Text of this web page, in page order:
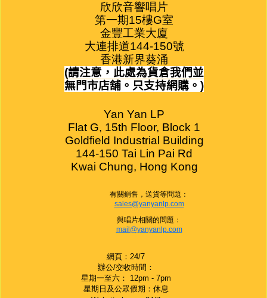
欣欣音響唱片
第一期15樓G室
金豐工業大廈
大連排道144-150號
香港新界葵涌
(請注意，此處為貨倉我們並
無門市店舖。只支持網購。 )
Yan Yan LP
Flat G, 15th Floor, Block 1
Goldfield Industrial Building
144-150 Tai Lin Pai Rd
Kwai Chung, Hong Kong
有關銷售，送貨等問題：
sales@yanyanlp.com
與唱片相關的問題：
mail@yanyanlp.com
網頁：24/7
辦公/交收時間：
星期一至六： 12pm - 7pm
星期日及公眾假期：休息